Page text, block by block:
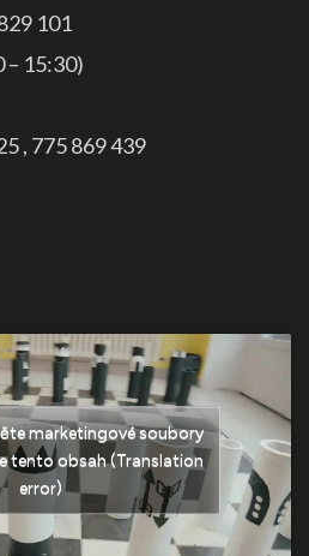
101
– 15:30)
, 775 869 439
marketingové soubory
tento obsah (Translation
error)